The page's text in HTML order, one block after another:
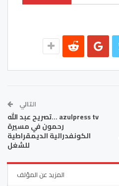
التالي
azulpress tv …تصريح عبد الله
رحمون في مسيرة
الكونفدرالية الديمقراطية
للشغل
المزيد عن المؤلف